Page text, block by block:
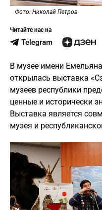
Фото: Николай Петров
Читайте нас на
Telegram
В музее имени
открылась выставка
музеев республики
ценные и исторически
Выставка является
музея и